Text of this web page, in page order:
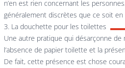
n’en est rien concernant les
généralement discrètes que ce soit
3. La douchette pour les toilettes
Une autre pratique qui désarçonne de
l’absence de papier toilette et la
De fait, cette présence est chose